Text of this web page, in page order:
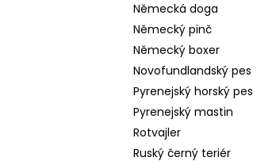
Německá doga
Německý pinč
Německý boxer
Novofundlandský pes
Pyrenejský horský pes
Pyrenejský mastin
Rotvajler
Ruský černý teriér